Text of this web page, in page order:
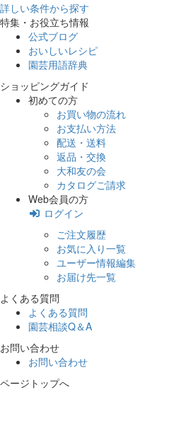
詳しい条件から探す
特集・お役立ち情報
公式ブログ
おいしいレシピ
園芸用語辞典
ショッピングガイド
初めての方
お買い物の流れ
お支払い方法
配送・送料
返品・交換
大和友の会
カタログご請求
Web会員の方
ログイン
ご注文履歴
お気に入り一覧
ユーザー情報編集
お届け先一覧
よくある質問
よくある質問
園芸相談Q＆A
お問い合わせ
お問い合わせ
ページトップへ